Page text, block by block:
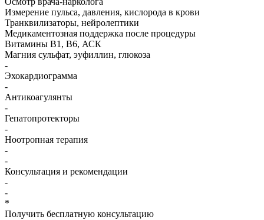
Измерение пульса, давления, кислорода в крови
Транквилизаторы, нейролептики
Медикаментозная поддержка после процедуры
Витамины B1, B6, АСК
Магния сульфат, эуфиллин, глюкоза
-
Эхокардиограмма
-
Антикоагулянты
-
Гепатопротекторы
-
Ноотропная терапия
-
-
Консультация и рекомендации
-
-
*
Получить бесплатную консультацию